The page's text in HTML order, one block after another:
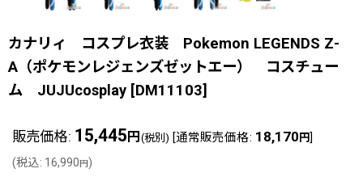
カナリィ コスプレ衣装 Pokemon LEGENDS Z-
A（ポケモンレジェンズゼットエー） コスチュー
ム JUJUcosplay [DM11103]
販売価格: 15,445 円 (税別) [通常販売価格: 18,170 円]
(税込: 16,990円)